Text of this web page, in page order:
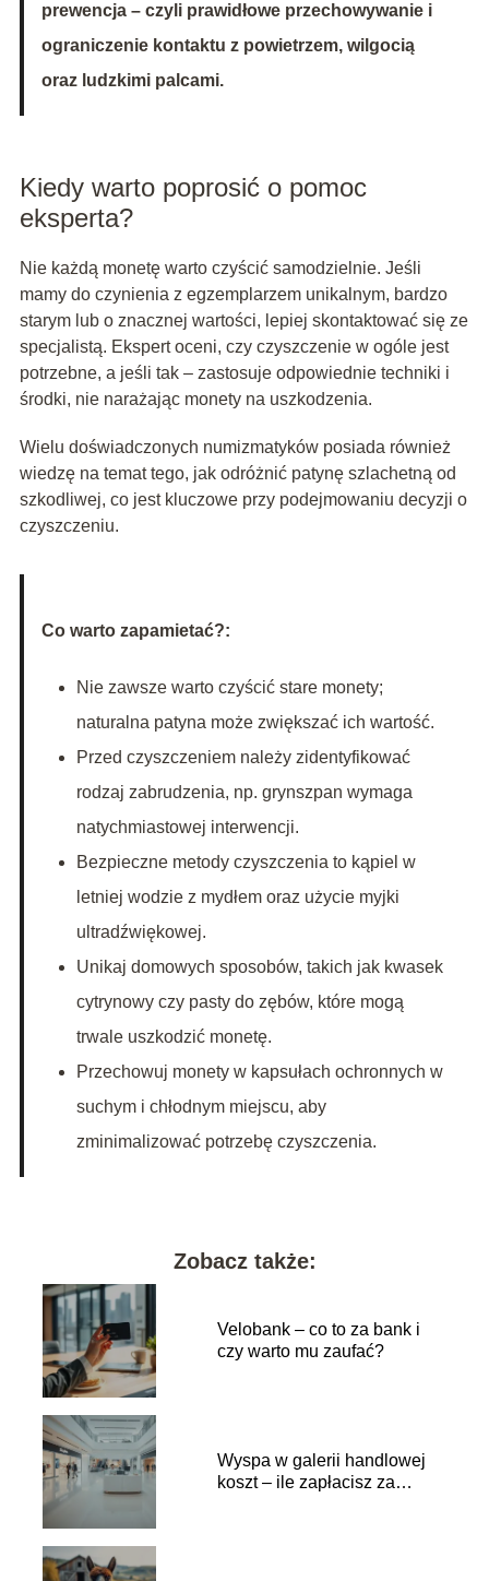
prewencja – czyli prawidłowe przechowywanie i
ograniczenie kontaktu z powietrzem, wilgocią
oraz ludzkimi palcami.
Kiedy warto poprosić o pomoc
eksperta?
Nie każdą monetę warto czyścić samodzielnie. Jeśli
mamy do czynienia z egzemplarzem unikalnym, bardzo
starym lub o znacznej wartości, lepiej skontaktować się ze
specjalistą. Ekspert oceni, czy czyszczenie w ogóle jest
potrzebne, a jeśli tak – zastosuje odpowiednie techniki i
środki, nie narażając monety na uszkodzenia.
Wielu doświadczonych numizmatyków posiada również
wiedzę na temat tego, jak odróżnić patynę szlachetną od
szkodliwej, co jest kluczowe przy podejmowaniu decyzji o
czyszczeniu.
Co warto zapamietać?:
Nie zawsze warto czyścić stare monety;
naturalna patyna może zwiększać ich wartość.
Przed czyszczeniem należy zidentyfikować
rodzaj zabrudzenia, np. grynszpan wymaga
natychmiastowej interwencji.
Bezpieczne metody czyszczenia to kąpiel w
letniej wodzie z mydłem oraz użycie myjki
ultradźwiękowej.
Unikaj domowych sposobów, takich jak kwasek
cytrynowy czy pasty do zębów, które mogą
trwale uszkodzić monetę.
Przechowuj monety w kapsułach ochronnych w
suchym i chłodnym miejscu, aby
zminimalizować potrzebę czyszczenia.
Zobacz także:
Velobank – co to za bank i
czy warto mu zaufać?
Wyspa w galerii handlowej
koszt – ile zapłacisz za